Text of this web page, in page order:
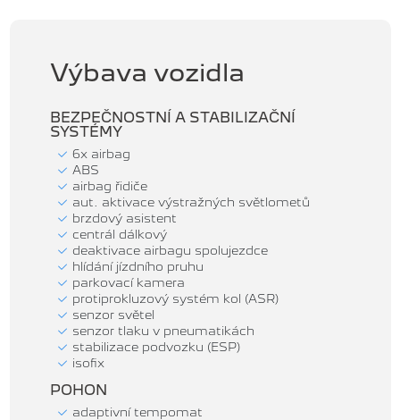
Výbava vozidla
BEZPEČNOSTNÍ A STABILIZAČNÍ
SYSTÉMY
6x airbag
ABS
airbag řidiče
aut. aktivace výstražných světlometů
brzdový asistent
centrál dálkový
deaktivace airbagu spolujezdce
hlídání jízdního pruhu
parkovací kamera
protiprokluzový systém kol (ASR)
senzor světel
senzor tlaku v pneumatikách
stabilizace podvozku (ESP)
isofix
POHON
adaptivní tempomat